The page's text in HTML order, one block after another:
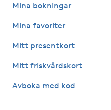
Hypnos
Hårborttagning
Hårbottenbehandling
Mina bokningar
Mina favoriter
Mitt presentkort
Mitt friskvårdskort
Avboka med kod